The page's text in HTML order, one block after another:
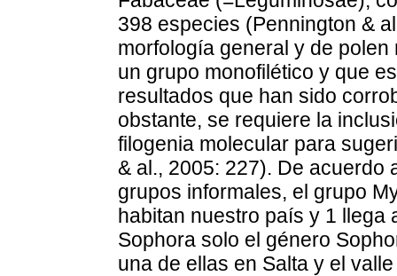
398 especies (Pennington &
morfología general y de
un grupo monofilético y que
resultados que han sido
obstante, se requiere la
filogenia molecular para
& al., 2005: 227). De acuerdo
grupos informales, el grupo
habitan nuestro país y 1 llega
Sophora solo el género
una de ellas en Salta y el